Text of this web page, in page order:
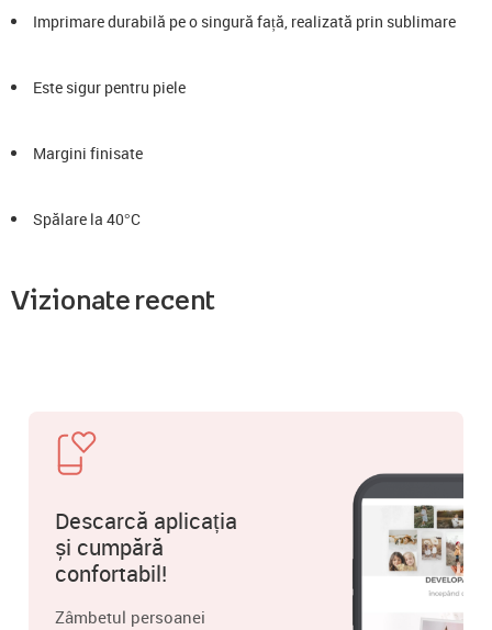
Imprimare durabilă pe o singură față, realizată prin sublimare
Este sigur pentru piele
Margini finisate
Spălare la 40°C
Vizionate recent
Descarcă aplicația
și cumpără
confortabil!
Zâmbetul persoanei